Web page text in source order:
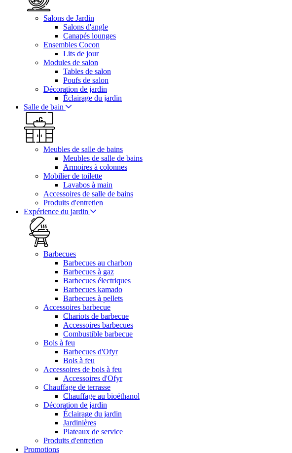
Salons de Jardin
Salons d'angle
Canapés lounges
Ensembles Cocon
Lits de jour
Modules de salon
Tables de salon
Poufs de salon
Décoration de jardin
Éclairage du jardin
Salle de bain
Meubles de salle de bains
Meubles de salle de bains
Armoires à colonnes
Mobilier de toilette
Lavabos à main
Accessoires de salle de bains
Produits d'entretien
Expérience du jardin
Barbecues
Barbecues au charbon
Barbecues à gaz
Barbecues électriques
Barbecues kamado
Barbecues à pellets
Accessoires barbecue
Chariots de barbecue
Accessoires barbecues
Combustible barbecue
Bols à feu
Barbecues d'Ofyr
Bols à feu
Accessoires de bols à feu
Accessoires d'Ofyr
Chauffage de terrasse
Chauffage au bioéthanol
Décoration de jardin
Éclairage du jardin
Jardinières
Plateaux de service
Produits d'entretien
Promotions